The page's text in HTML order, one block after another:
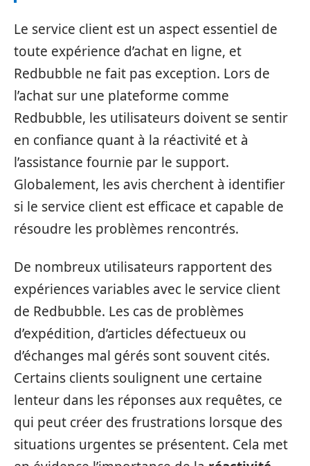
Le service client est un aspect essentiel de
toute expérience d’achat en ligne, et
Redbubble ne fait pas exception. Lors de
l’achat sur une plateforme comme
Redbubble, les utilisateurs doivent se sentir
en confiance quant à la réactivité et à
l’assistance fournie par le support.
Globalement, les avis cherchent à identifier
si le service client est efficace et capable de
résoudre les problèmes rencontrés.
De nombreux utilisateurs rapportent des
expériences variables avec le service client
de Redbubble. Les cas de problèmes
d’expédition, d’articles défectueux ou
d’échanges mal gérés sont souvent cités.
Certains clients soulignent une certaine
lenteur dans les réponses aux requêtes, ce
qui peut créer des frustrations lorsque des
situations urgentes se présentent. Cela met